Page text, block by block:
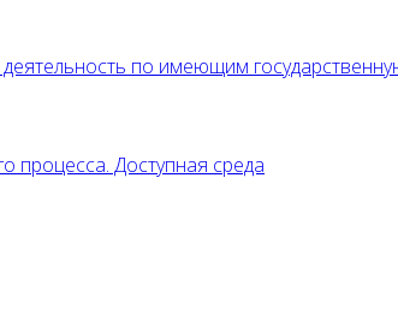
по имеющим
процесса. Доступная среда